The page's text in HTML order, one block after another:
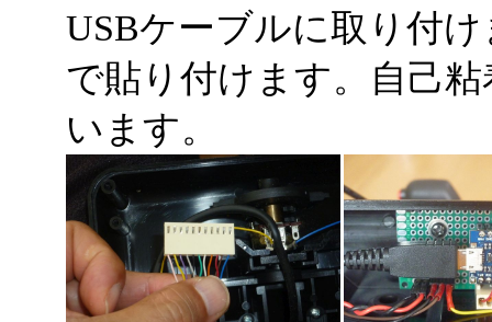
USBケーブルに取り付
で貼り付けます。自己
います。